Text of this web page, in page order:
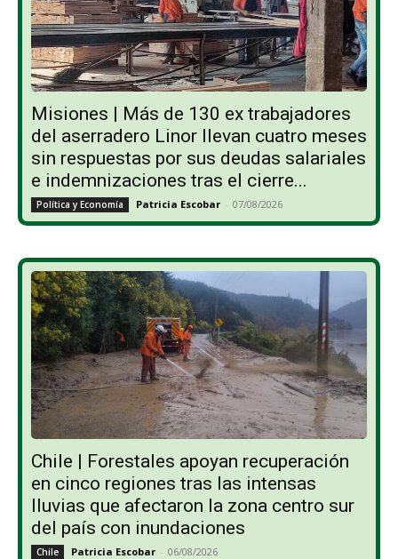
Misiones | Más de 130 ex trabajadores
del aserradero Linor llevan cuatro meses
sin respuestas por sus deudas salariales
e indemnizaciones tras el cierre...
Política y Economía Patricia Escobar - 07/08/2026
Chile | Forestales apoyan recuperación
en cinco regiones tras las intensas
lluvias que afectaron la zona centro sur
del país con inundaciones
Chile Patricia Escobar - 06/08/2026